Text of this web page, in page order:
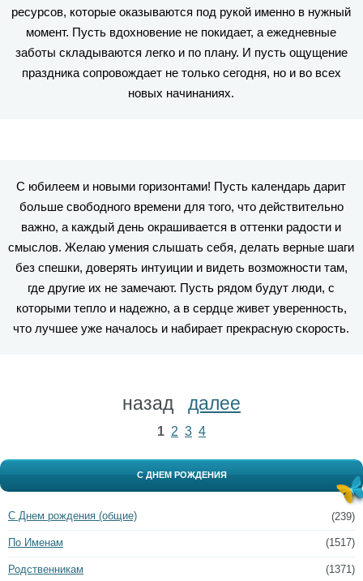
ресурсов, которые оказываются под рукой именно в нужный
момент. Пусть вдохновение не покидает, а ежедневные
заботы складываются легко и по плану. И пусть ощущение
праздника сопровождает не только сегодня, но и во всех
новых начинаниях.
С юбилеем и новыми горизонтами! Пусть календарь дарит
больше свободного времени для того, что действительно
важно, а каждый день окрашивается в оттенки радости и
смыслов. Желаю умения слышать себя, делать верные шаги
без спешки, доверять интуиции и видеть возможности там,
где другие их не замечают. Пусть рядом будут люди, с
которыми тепло и надежно, а в сердце живет уверенность,
что лучшее уже началось и набирает прекрасную скорость.
назад далее
1 2 3 4
С ДНЕМ РОЖДЕНИЯ
(239)
С Днем рождения (общие)
(1517)
По Именам
(1371)
Родственникам